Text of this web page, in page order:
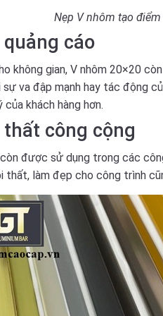
Nẹp V nhôm tạo
cáo
không gian, V nhôm 20×20
va đập mạnh hay tác động
khách hàng hơn.
công cộng
được sử dụng trong các
thất, làm đẹp cho công trình